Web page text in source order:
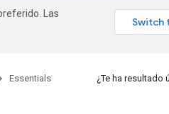
Las
Essentials
¿Te ha resultado